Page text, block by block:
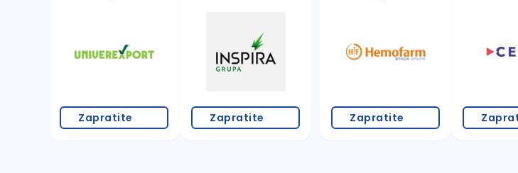
Zapratite Zapratite Zapratite